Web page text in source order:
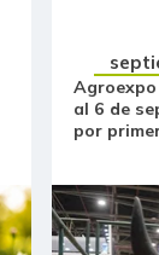
al 6 de
por